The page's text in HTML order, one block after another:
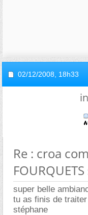
02/12/2008, 18h33
Re : croa
super belle
tu as finis de
stéphane